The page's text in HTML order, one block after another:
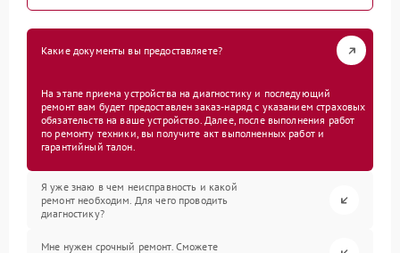
Какие документы вы предоставляете?
На этапе приема устройства на диагностику и последующий
ремонт вам будет предоставлен заказ-наряд с указанием страховых
обязательств на ваше устройство. Далее, после выполнения работ
по ремонту техники, вы получите акт выполненных работ и
гарантийный талон.
Я уже знаю в чем неисправность и какой
ремонт необходим. Для чего проводить
диагностику?
Мне нужен срочный ремонт. Сможете